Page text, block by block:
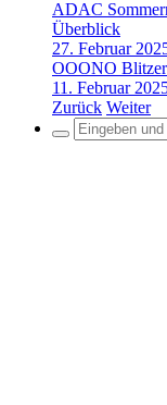
ADAC
Überblick
27. Februar
OOONO
11. Februar
Zurück Weiter
Search
for: